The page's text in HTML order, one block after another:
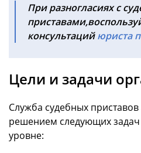
При разногласиях с
консультацийюриста
Цели и задачи
Служба судебных приставов
решением следующих задач
уровне: